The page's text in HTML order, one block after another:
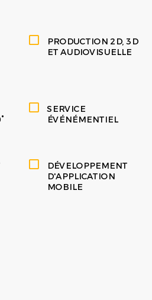
PRODUCTION 2D, 3D
ET AUDIOVISUELLE
SERVICE
ÉVÉNÉMENTIEL
DÉVELOPPEMENT
D'APPLICATION
MOBILE